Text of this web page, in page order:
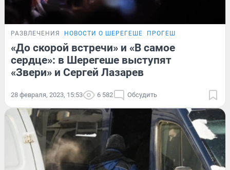
РАЗВЛЕЧЕНИЯ НОВОСТИ О ШЕРЕГЕШЕ ПРОГЕШ
«До скорой встречи» и «В самое
сердце»: в Шерегеше выступят
«Звери» и Сергей Лазарев
28 февраля, 2023, 15:53 6 582 Обсудить